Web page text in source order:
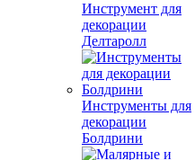
Инструмент для
декорации
Делтаролл
Инструменты для
декорации
Болдрини